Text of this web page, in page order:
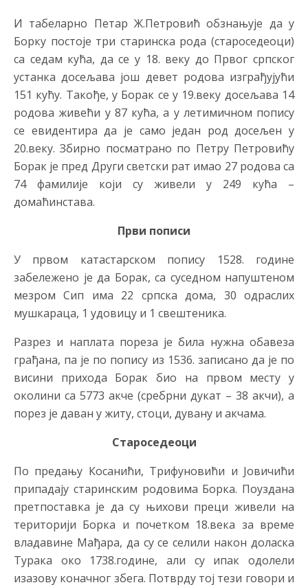
И табеларно Петар Ж.Петровић обзнањује да у
Борку постоје три старинска рода (староседеоци)
са седам кућа, да се у 18. веку до Првог српског
устанка досељава још девет родова изграђујући
151 кућу. Такође, у Борак се у 19.веку досељава 14
родова живећи у 87 кућа, а у летимичном попису
се евидентира да је само један род досељен у
20.веку. Збирно посматрано по Петру Петровићу
Борак је пред Други светски рат имао 27 родова са
74 фамилије који су живели у 249 кућа –
домаћинстава.
Први пописи
У првом катастарском попису 1528. године
забележено је да Борак, са суседном напуштеном
мезром Сип има 22 српска дома, 30 одраслих
мушкараца, 1 удовицу и 1 свештеника.
Разрез и наплата пореза је била нужна обавеза
грађана, па је по попису из 1536. записано да је по
висини прихода Борак био на првом месту у
околини са 5773 акче (сребрни дукат – 38 акчи), а
порез је даван у житу, стоци, дувану и акчама.
Староседеоци
По предању Косанићи, Трифуновићи и Јовичићи
припадају старинским родовима Борка. Поуздана
претпоставка је да су њихови преци живели на
територији Борка и почетком 18.века за време
владавине Мађара, да су се селили након доласка
Турака око 1738.године, али су ипак одолели
изазову коначног збега. Потврду тој тези говори и